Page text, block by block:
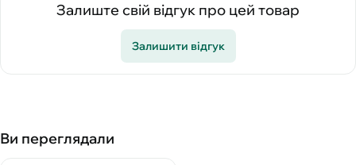
Залиште свій відгук про цей товар
Залишити відгук
Ви переглядали